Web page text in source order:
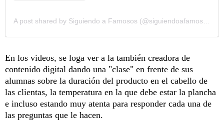
A post shared by Siguiendo a Famosos (@siguiendoafamosos12)
En los videos, se loga ver a la también creadora de
contenido digital dando una "clase" en frente de sus
alumnas sobre la duración del producto en el cabello de
las clientas, la temperatura en la que debe estar la plancha
e incluso estando muy atenta para responder cada una de
las preguntas que le hacen.